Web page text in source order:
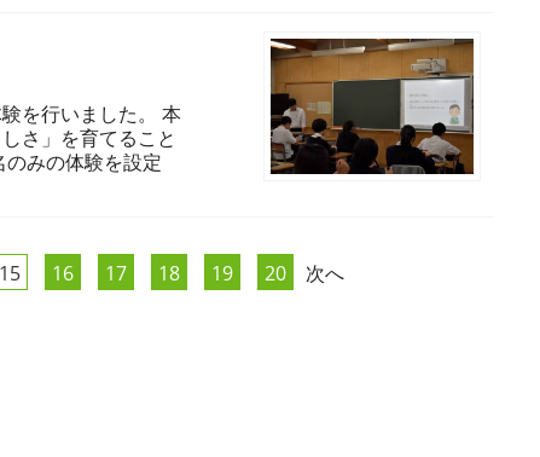
を行いました。 本
さ」を育てること
みの体験を設定
15 16 17 18 19 20 次へ